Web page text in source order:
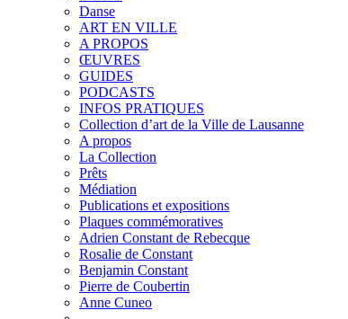
Danse
ART EN VILLE
A PROPOS
ŒUVRES
GUIDES
PODCASTS
INFOS PRATIQUES
Collection d’art de la Ville de Lausanne
A propos
La Collection
Prêts
Médiation
Publications et expositions
Plaques commémoratives
Adrien Constant de Rebecque
Rosalie de Constant
Benjamin Constant
Pierre de Coubertin
Anne Cuneo